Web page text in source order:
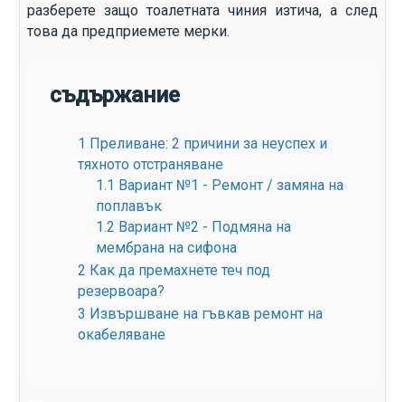
разберете защо тоалетната чиния изтича, а след
това да предприемете мерки.
съдържание
1 Преливане: 2 причини за неуспех и
тяхното отстраняване
1.1 Вариант №1 - Ремонт / замяна на
поплавък
1.2 Вариант №2 - Подмяна на
мембрана на сифона
2 Как да премахнете теч под
резервоара?
3 Извършване на гъвкав ремонт на
окабеляване